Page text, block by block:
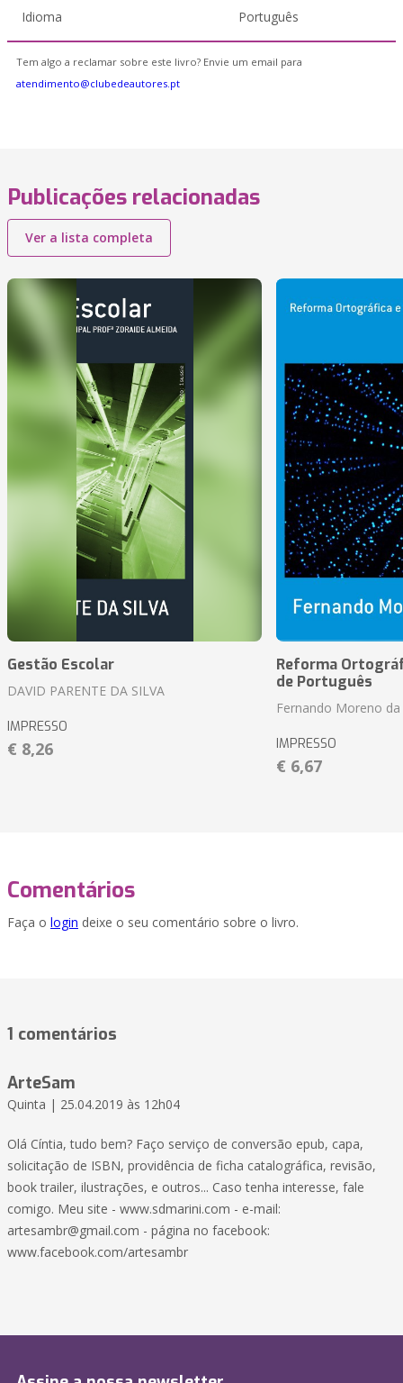
Idioma Português
Tem algo a reclamar sobre este livro? Envie um email para
atendimento@clubedeautores.pt
Publicações relacionadas
Ver a lista completa
Gestão Escolar
DAVID PARENTE DA SILVA
IMPRESSO
€ 8,26
Reforma
de Português
Fernando Moreno da
IMPRESSO
€ 6,67
Comentários
Faça o login deixe o seu comentário sobre o livro.
1 comentários
ArteSam
Quinta | 25.04.2019 às 12h04
Olá Cíntia, tudo bem? Faço serviço de conversão epub, capa,
solicitação de ISBN, providência de ficha catalográfica, revisão,
book trailer, ilustrações, e outros... Caso tenha interesse, fale
comigo. Meu site - www.sdmarini.com - e-mail:
artesambr@gmail.com - página no facebook:
www.facebook.com/artesambr